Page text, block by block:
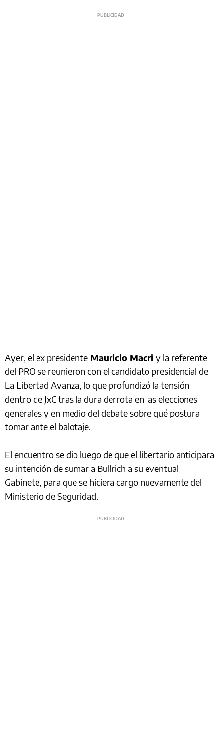
Ayer, el ex presidente Mauricio Macri y la referente
del PRO se reunieron con el candidato presidencial de
La Libertad Avanza, lo que profundizó la tensión
dentro de JxC tras la dura derrota en las elecciones
generales y en medio del debate sobre qué postura
tomar ante el balotaje.
El encuentro se dio luego de que el libertario anticipara
su intención de sumar a Bullrich a su eventual
Gabinete, para que se hiciera cargo nuevamente del
Ministerio de Seguridad.